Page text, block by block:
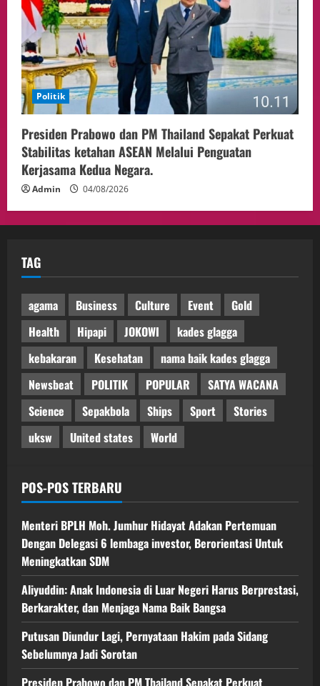
Politik
Presiden Prabowo dan PM Thailand Sepakat Perkuat
Stabilitas ketahan ASEAN Melalui Penguatan
Kerjasama Kedua Negara.
Admin 04/08/2026
TAG
agama Business Culture Event
Gold
Health
Hipapi JOKOWI
kades glagga
kebakaran
Kesehatan
nama baik kades glagga
Newsbeat
POLITIK POPULAR
SATYA WACANA
Science
Sepakbola Ships Sport
Stories
uksw
United states World
POS-POS TERBARU
Menteri BPLH Moh. Jumhur Hidayat Adakan Pertemuan
Dengan Delegasi 6 lembaga investor, Berorientasi Untuk
Meningkatkan SDM
Aliyuddin: Anak Indonesia di Luar Negeri Harus Berprestasi,
Berkarakter, dan Menjaga Nama Baik Bangsa
Putusan Diundur Lagi, Pernyataan Hakim pada Sidang
Sebelumnya Jadi Sorotan